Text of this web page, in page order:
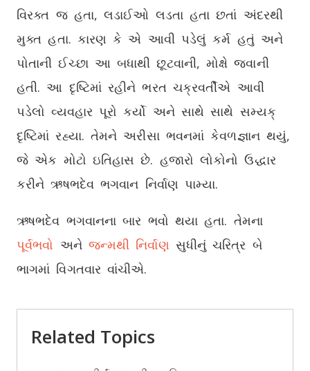
વિરક્ત જ હતા, લડાઈઓ લડતા હતા છતાં અંદરથી
મુક્ત હતા. કારણ કે એ આવી પડેલું કર્મ હતું અને
પોતાની ઈચ્છા આ બધાથી છૂટવાની, મોક્ષે જવાની
હતી. આ દૃષ્ટિમાં રહીને ભરત ચક્રવર્તીએ આવી
પડેલો વ્યવહાર પૂરો કર્યો અને સાથે સાથે સમ્યક્
દૃષ્ટિમાં રહ્યા. તેમને અરીસા ભવનમાં કેવળજ્ઞાન થયું,
જે એક મોટો ઇતિહાસ છે. હજારો લોકોનો ઉદ્ધાર
કરીને ઋષભદેવ ભગવાન નિર્વાણ પામ્યા.
ઋષભદેવ ભગવાનના બાર ભવો થયા હતા. તેમના
પૂર્વભવો અને જન્મથી નિર્વાણ સુધીનું ચરિત્ર બે
ભાગમાં વિગતવાર વાંચીએ.
Related Topics